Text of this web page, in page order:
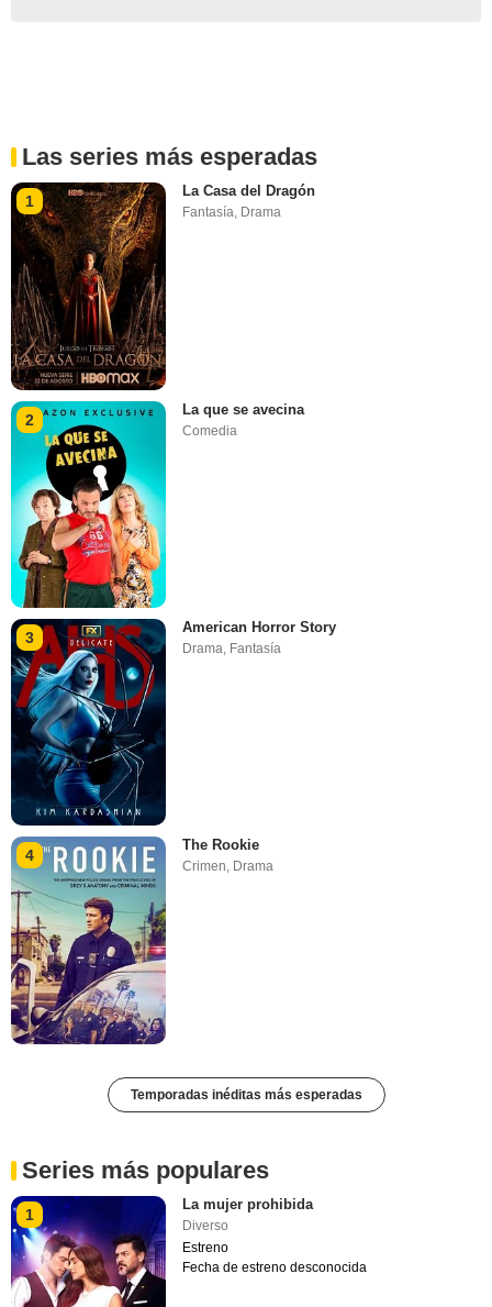
Las series más esperadas
1
La Casa del Dragón
Fantasía, Drama
2
La que se avecina
Comedia
3
American Horror Story
Drama, Fantasía
4
The Rookie
Crimen, Drama
Temporadas inéditas más esperadas
Series más populares
1
La mujer prohibida
Diverso
Estreno
Fecha de estreno desconocida